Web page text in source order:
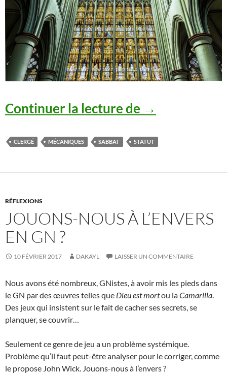
Continuer la lecture de Le Clergé du
→
CLERGÉ MÉCANIQUES SABBAT STATUT
RÉFLEXIONS
JOUONS-NOUS À L’ENVERS
EN GN ?
10 FÉVRIER 2017 DAKAYL LAISSER UN COMMENTAIRE
Nous avons été nombreux, GNistes, à avoir mis les pieds dans
le GN par des œuvres telles que Dieu est mortou laCamarilla.
Des jeux qui insistent sur le fait de cacher ses secrets, se
planquer, se couvrir…
Seulement ce genre de jeu a un problème systémique.
Problème qu’il faut peut-être analyser pour le corriger, comme
le propose John Wick. Jouons-nous à l’envers ?